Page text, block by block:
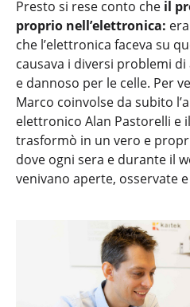
Presto si rese conto che il
proprio nell’elettronica:
che l’elettronica faceva su
causava i diversi problemi
e dannoso per le celle. Per
Marco coinvolse da subito
elettronico Alan Pastorelli e
trasformò in un vero e
dove ogni sera e durante il
venivano aperte, osservate